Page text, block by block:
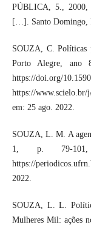
PÚBLICA, 5., 2000,
[…]. Santo Domingo,
SOUZA, C. Políticas
Porto Alegre,
https://doi.org/
https://
em: 25 ago. 2022.
SOUZA, L. M. A
1, p. 79-101,
https://
2022.
SOUZA, L. L.
Mulheres Mil: ações